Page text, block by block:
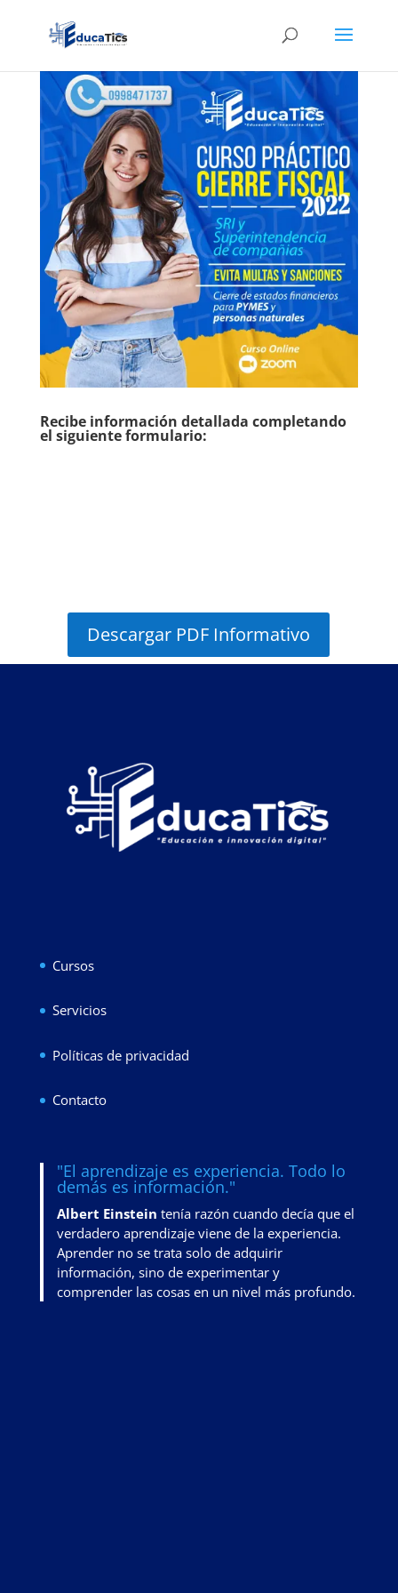
Recibe información detallada completando
el siguiente formulario:
Descargar PDF Informativo
Cursos
Servicios
Políticas de privacidad
Contacto
"El aprendizaje es experiencia. Todo lo
demás es información."
Albert Einstein tenía razón cuando decía que el
verdadero aprendizaje viene de la experiencia.
Aprender no se trata solo de adquirir
información, sino de experimentar y
comprender las cosas en un nivel más profundo.